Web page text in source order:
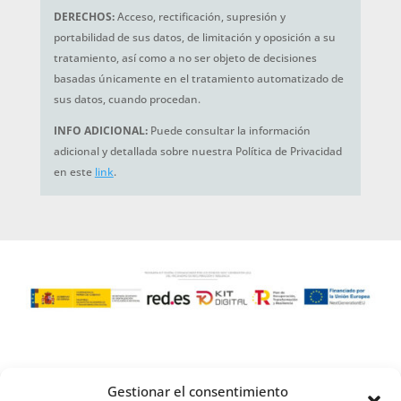
Gestionar el consentimiento
DERECHOS:Acceso, rectificación, supresión y
portabilidad de sus datos, de limitación y oposición a su
tratamiento, así como a no ser objeto de decisiones
basadas únicamente en el tratamiento automatizado de
sus datos, cuando procedan.
INFO ADICIONAL: Puede consultar la información
adicional y detallada sobre nuestra Política de Privacidad
en este link.